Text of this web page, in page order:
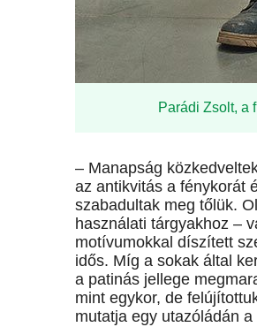
Parádi Zsolt, a
– Manapság
az antikvitás a fénykorát
szabadultak meg tőlük.
használati tárgyakhoz –
motívumokkal díszített
idős. Míg a sokak által
a patinás jellege
mint egykor, de
mutatja egy utazóládán